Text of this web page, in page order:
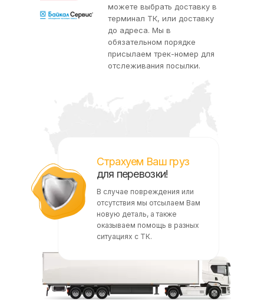
Страхуем Ваш груз
для перевозки!
В случае повреждения или
отсутствия мы отсылаем Вам
новую деталь, а также
оказываем помощь в разных
ситуациях с ТК.
можете выбрать доставку в
терминал ТК, или доставку
до адреса. Мы в
обязательном порядке
присылаем трек-номер для
отслеживания посылки.